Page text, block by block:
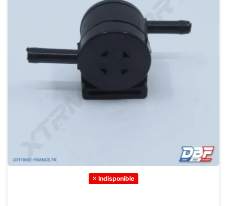
Indisponible